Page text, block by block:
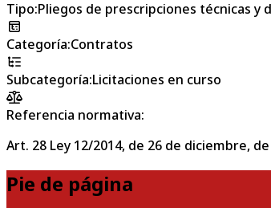
Tipo:Pliegos de prescripciones técnicas y
Categoría:Contratos
Subcategoría:Licitaciones en curso
Referencia normativa:
Art. 28 Ley 12/2014, de 26 de diciembre,
Pie de página